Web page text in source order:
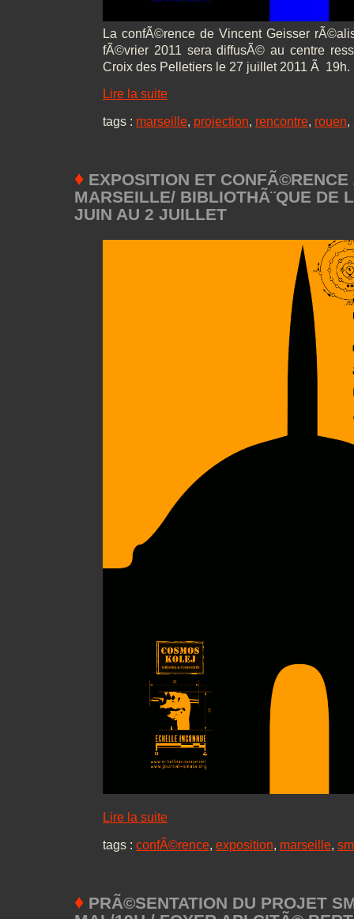
La confÃ©rence de Vincent Geisser
fÃ©vrier 2011 sera diffusÃ© au centre
Croix des Pelletiers le 27 juillet 2011 Ã 19h.
Lire la suite
tags : marseille, projection, rencontre, rouen,
♦ EXPOSITION ET
MARSEILLE/ BIBLIOTHÃ¨QUE DE
JUIN AU 2 JUILLET
Lire la suite
tags : confÃ©rence, exposition, marseille,
♦ PRÃ©SENTATION DU PROJET